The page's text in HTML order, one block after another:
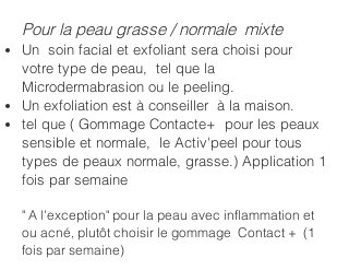
Pour la peau grasse / normale mixte
Un soin facial et exfoliant sera choisi pour
votre type de peau, tel que la
Microdermabrasion ou le peeling.
Un exfoliation est à conseiller à la maison.
tel que ( Gommage Contacte+ pour les peaux
sensible et normale, le Activ'peel pour tous
types de peaux normale, grasse.) Application 1
fois par semaine
" A l'exception" pour la peau avec inflammation et
ou acné, plutôt choisir le gommage Contact + (1
fois par semaine)